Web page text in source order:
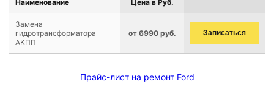
Наименование Цена в Руб.
Замена
гидротрансформатора
АКПП
от 6990 руб. Записаться
Прайс-лист на ремонт Ford